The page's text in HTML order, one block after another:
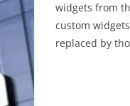
widgets from
custom
replaced by